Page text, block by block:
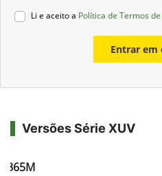
Li e aceito a Política de Termos
Entrar em
Versões Série XUV